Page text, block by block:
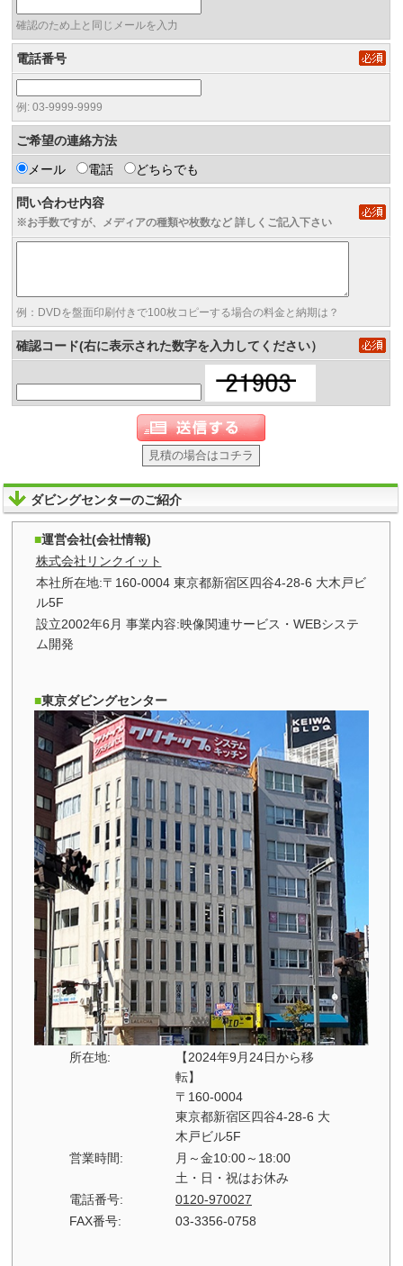
確認のため上と同じメールを入力
電話番号
例: 03-9999-9999
ご希望の連絡方法
メール 電話 どちらでも
問い合わせ内容
※お手数ですが、メディアの種類や枚数など 詳しくご記入下さい
例：DVDを盤面印刷付きで100枚コピーする場合の料金と納期は？
確認コード(右に表示された数字を入力してください）
見積の場合はコチラ
ダビングセンターのご紹介
運営会社(会社情報)
株式会社リンクイット
本社所在地:〒160-0004 東京都新宿区四谷4-28-6 大木戸ビ
ル5F
設立2002年6月 事業内容:映像関連サービス・WEBシステ
ム開発
東京ダビングセンター
所在地:
【2024年9月24日から移
転】
〒160-0004
東京都新宿区四谷4-28-6 大
木戸ビル5F
営業時間:
月～金10:00～18:00
土・日・祝はお休み
電話番号:
0120-970027
FAX番号:
03-3356-0758